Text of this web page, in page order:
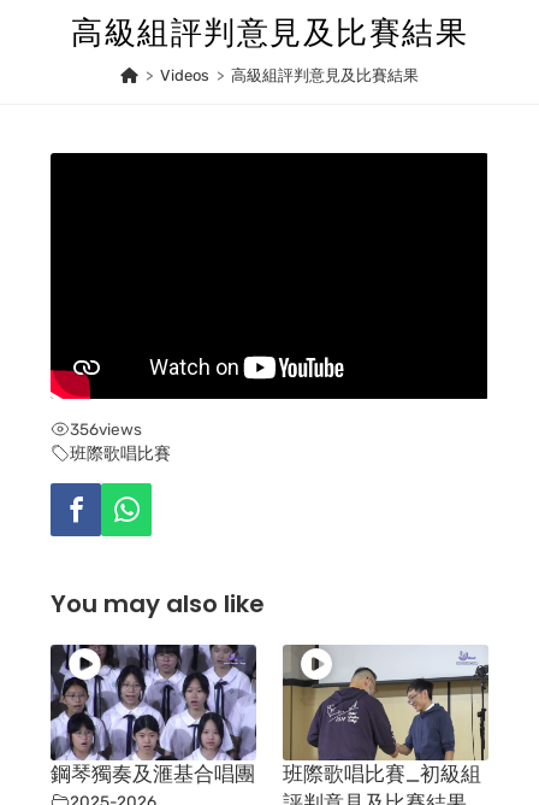
高級組評判意見及比賽結果
> Videos > 高級組評判意見及比賽結果
356views
班際歌唱比賽
You may also like
鋼琴獨奏及滙基合唱團
班際歌唱比賽_初級組